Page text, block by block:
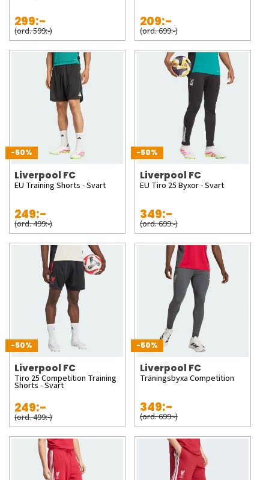
299:-
(ord. 599:-)
209:-
(ord. 699:-)
-50%
Liverpool FC
EU Training Shorts - Svart
249:-
(ord. 499:-)
-50%
Liverpool FC
EU Tiro 25 Byxor - Svart
349:-
(ord. 699:-)
-50%
Liverpool FC
Tiro 25 Competition Training
Shorts - Svart
249:-
(ord. 499:-)
-50%
Liverpool FC
Träningsbyxa Competition
349:-
(ord. 699:-)